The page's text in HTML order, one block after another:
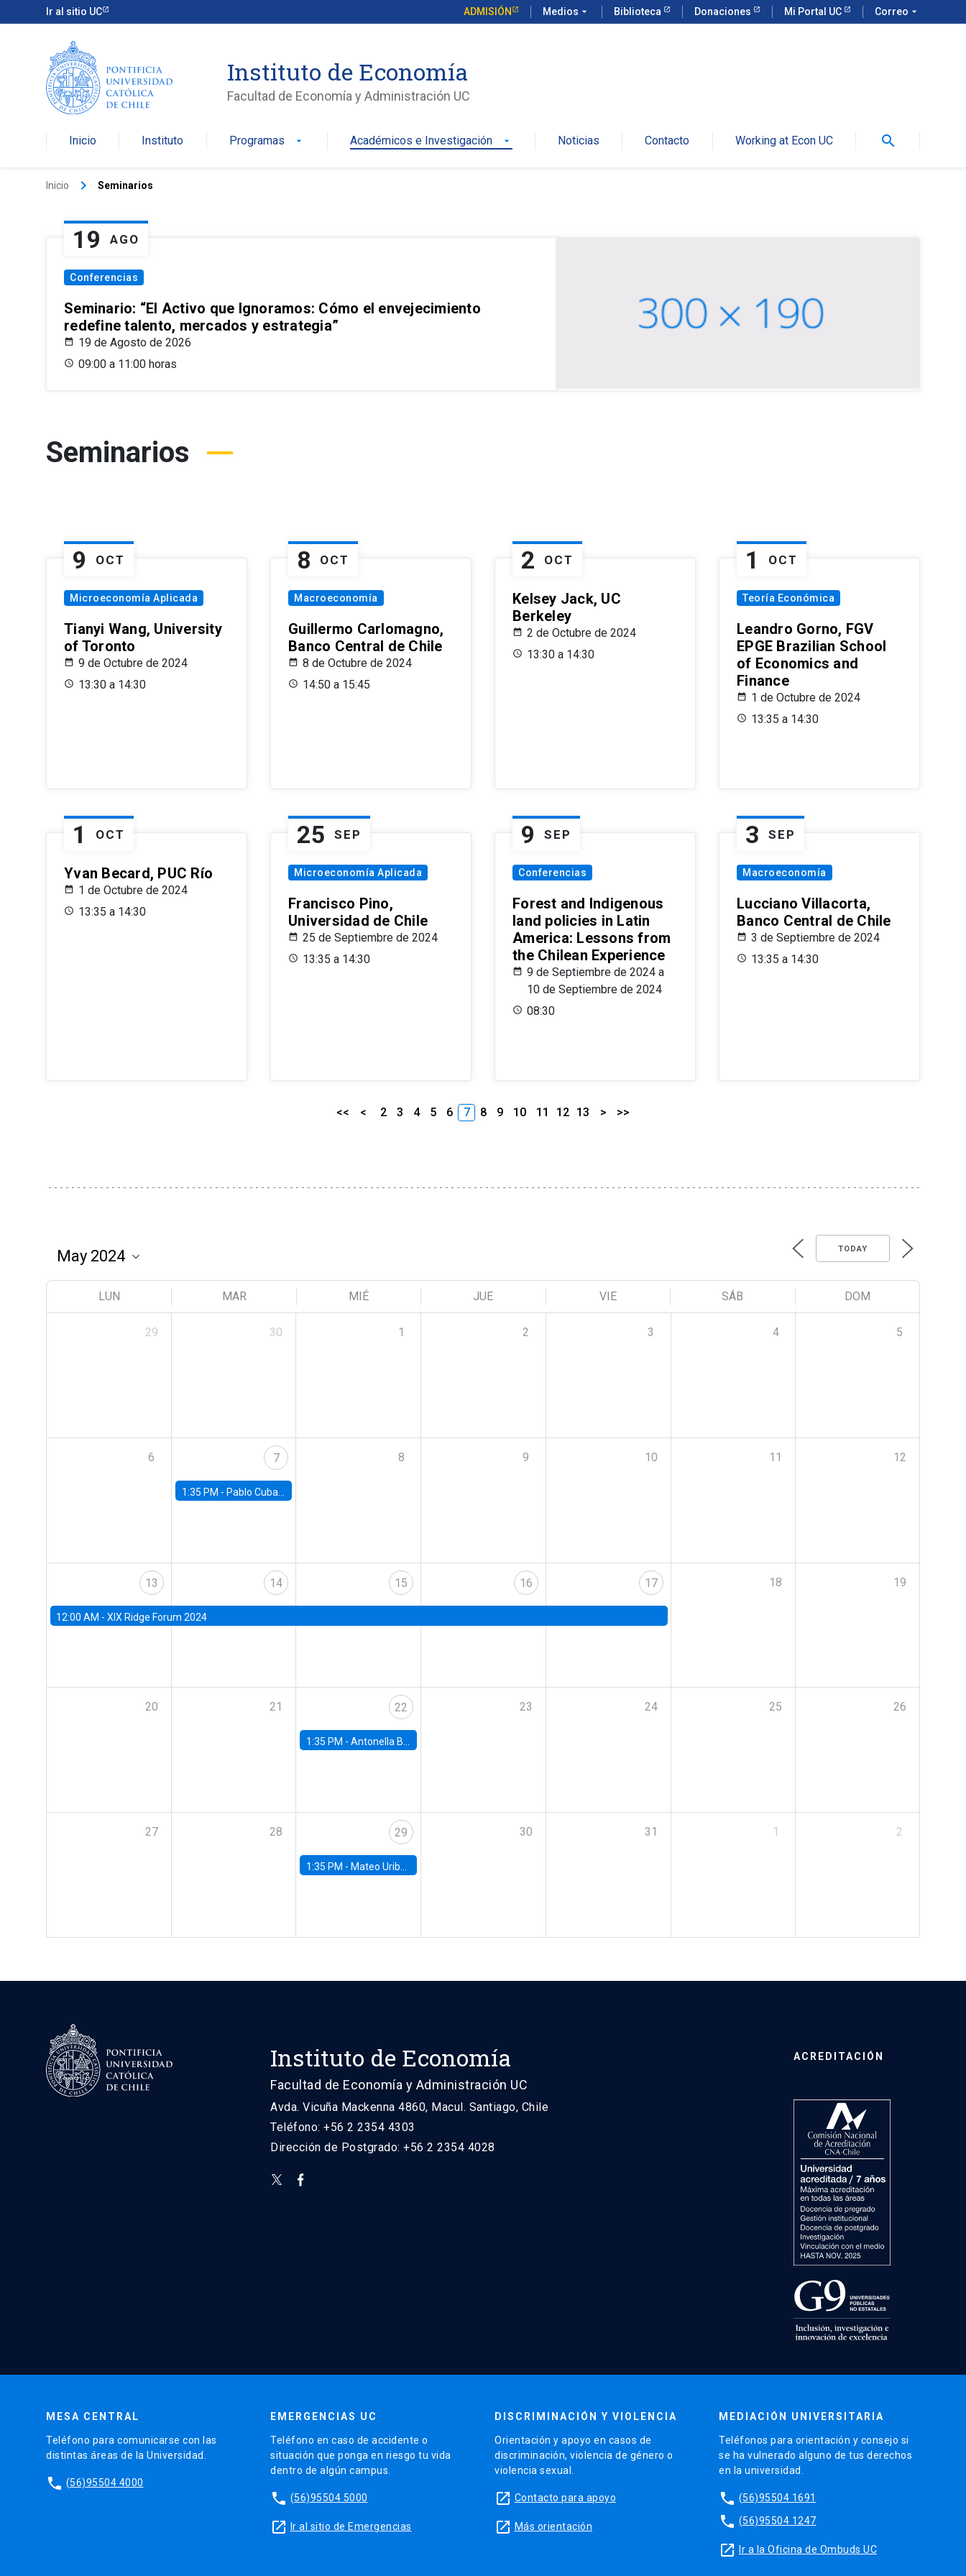
Ir al sitio UC ADMISIÓN Medios arrow_drop_down Biblioteca Donaciones Mi Portal UC Correo arrow_drop_down
Instituto de Economía
Facultad de Economía y Administración UC
Inicio Instituto Programas arrow_drop_down Académicos e Investigación arrow_drop_down Noticias Contacto Working at Econ UC search
Inicio keyboard_arrow_right Seminarios
19 AGO
Conferencias
Seminario: “El Activo que Ignoramos: Cómo el envejecimiento
redefine talento, mercados y estrategia”
19 de Agosto de 2026
09:00 a 11:00 horas
Seminarios
9 OCT
Microeconomía Aplicada
Tianyi Wang, University
of Toronto
9 de Octubre de 2024
13:30 a 14:30
8 OCT
Macroeconomía
Guillermo Carlomagno,
Banco Central de Chile
8 de Octubre de 2024
14:50 a 15:45
2 OCT
Kelsey Jack, UC
Berkeley
2 de Octubre de 2024
13:30 a 14:30
1 OCT
Teoría Económica
Leandro Gorno, FGV
EPGE Brazilian School
of Economics and
Finance
1 de Octubre de 2024
13:35 a 14:30
1 OCT
Yvan Becard, PUC Río
1 de Octubre de 2024
13:35 a 14:30
25 SEP
Microeconomía Aplicada
Francisco Pino,
Universidad de Chile
25 de Septiembre de 2024
13:35 a 14:30
9 SEP
Conferencias
Forest and Indigenous
land policies in Latin
America: Lessons from
the Chilean Experience
9 de Septiembre de 2024 a
10 de Septiembre de 2024
08:30
3 SEP
Macroeconomía
Lucciano Villacorta,
Banco Central de Chile
3 de Septiembre de 2024
13:35 a 14:30
<< < 2 3 4 5 6 7 8 9 10 11 12 13 > >>
TODAY
LUN MAR MIÉ JUE VIE SÁB DOM
29 30 1 2 3 4 5
6 7
1:35 PM - Pablo Cuba, FED Board
8 9 10 11 12
13
12:00 AM - XIX Ridge Forum 2024
14 15 16 17 18 19
20 21 22
1:35 PM -Antonella Bancalari, Institute for Fiscal Studies (IFS) and Research Associate at University College London (UCL)
23 24 25 26
27 28 29
1:35 PM - Mateo Uribe-Castro, Universidad de los Andes (Colombia)
30 31 1 2
Instituto de Economía
Facultad de Economía y Administración UC
Avda. Vicuña Mackenna 4860, Macul. Santiago, Chile
Teléfono: +56 2 2354 4303
Dirección de Postgrado: +56 2 2354 4028
ACREDITACIÓN
MESA CENTRAL
Teléfono para comunicarse con las
distintas áreas de la Universidad.
phone (56)95504 4000
EMERGENCIAS UC
Teléfono en caso de accidente o
situación que ponga en riesgo tu vida
dentro de algún campus.
phone (56)95504 5000
launch Ir al sitio de Emergencias
DISCRIMINACIÓN Y VIOLENCIA
Orientación y apoyo en casos de
discriminación, violencia de género o
violencia sexual.
launch Contacto para apoyo
launch Más orientación
MEDIACIÓN UNIVERSITARIA
Teléfonos para orientación y consejo si
se ha vulnerado alguno de tus derechos
en la universidad.
phone (56)95504 1691
phone (56)95504 1247
launch Ir a la Oficina de Ombuds UC